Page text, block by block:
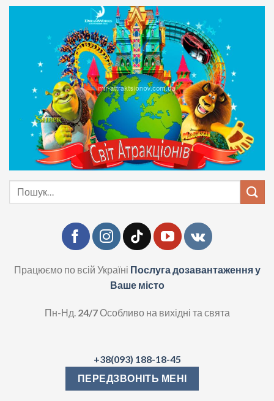
Skip
Шукати:
Працюємо по всій Україні Послуга дозавантаження у
Ваше місто
Пн-Нд. 24/7Особливо на вихідні та свята
+38(093) 188-18-45
ПЕРЕДЗВОНІТЬ МЕНІ